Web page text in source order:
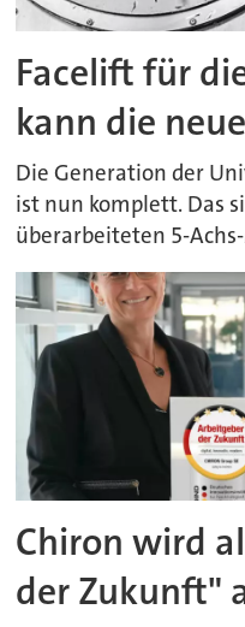
Facelift für
kann die
Die Generation der
ist nun komplett. Das
überarbeiteten 5-
Chiron wird
der Zukunft"